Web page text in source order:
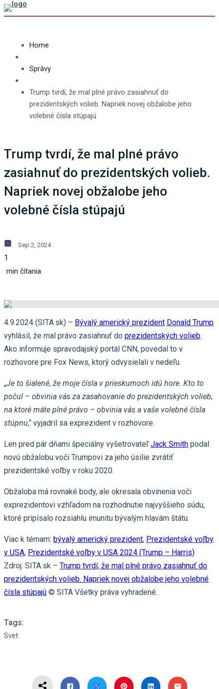
Home
Správy
Trump tvrdí, že mal plné právo zasiahnuť do
prezidentských volieb. Napriek novej obžalobe jeho
volebné čísla stúpajú
Trump tvrdí, že mal plné právo
zasiahnuť do prezidentských volieb.
Napriek novej obžalobe jeho
volebné čísla stúpajú
Sep 2, 2024
1
min čítania
4.9.2024 (SITA.sk) – Bývalý americký prezident Donald Trump
vyhlásil, že mal právo zasiahnuť do prezidentských volieb.
Ako informuje spravodajský portál CNN, povedal to v
rozhovore pre Fox News, ktorý odvysielali v nedeľu.
„Je to šialené, že moje čísla v prieskumoch idú hore. Kto to
počul – obvinia vás za zasahovanie do prezidentských volieb,
na ktoré máte plné právo – obvinia vás a vaše volebné čísla
stúpnu,“ vyjadril sa exprezident v rozhovore.
Len pred pár dňami špeciálny vyšetrovateľJack Smith podal
novú obžalobu voči Trumpovi za jeho úsilie zvrátiť
prezidentské voľby v roku 2020.
Obžaloba má rovnaké body, ale okresala obvinenia voči
exprezidentovi vzhľadom na rozhodnutie najvyššieho súdu,
ktoré pripísalo rozsiahlu imunitu bývalým hlavám štátu.
Viac k témam: bývalý americký prezident, Prezidentské voľby
v USA, Prezidentské voľby v USA 2024 (Trump – Harris)
Zdroj: SITA.sk – Trump tvrdí, že mal plné právo zasiahnuť do
prezidentských volieb. Napriek novej obžalobe jeho volebné
čísla stúpajú © SITA Všetky práva vyhradené.
Tags:
Svet